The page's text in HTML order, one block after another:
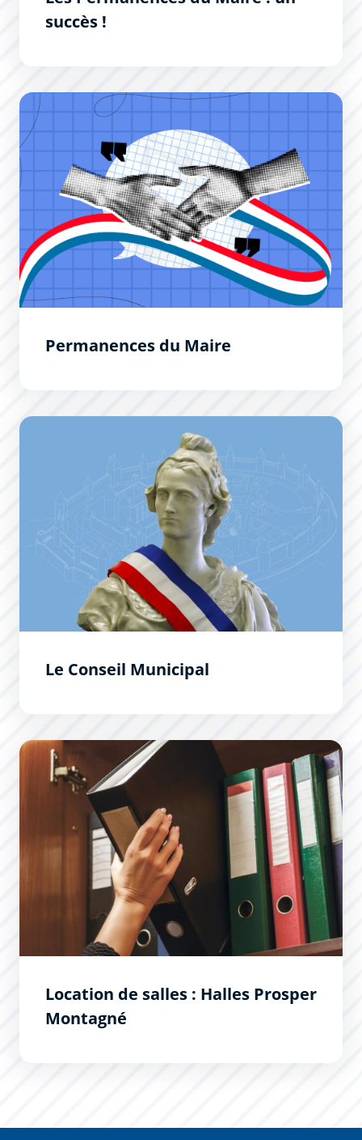
succès !
Permanences du Maire
Permanences du Maire
Le Conseil Municipal
Le Conseil Municipal
Location de salles : Halles Prosper Montagné
Location de salles : Halles Prosper
Montagné